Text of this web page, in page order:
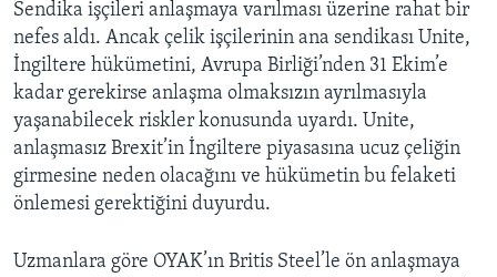
Sendika işçileri anlaşmaya varılması üzerine rahat bir
nefes aldı. Ancak çelik işçilerinin ana sendikası Unite,
İngiltere hükümetini, Avrupa Birliği’nden 31 Ekim’e
kadar gerekirse anlaşma olmaksızın ayrılmasıyla
yaşanabilecek riskler konusunda uyardı. Unite,
anlaşmasız Brexit’in İngiltere piyasasına ucuz çeliğin
girmesine neden olacağını ve hükümetin bu felaketi
önlemesi gerektiğini duyurdu.
Uzmanlara göre OYAK’ın Britis Steel’le ön anlaşmaya